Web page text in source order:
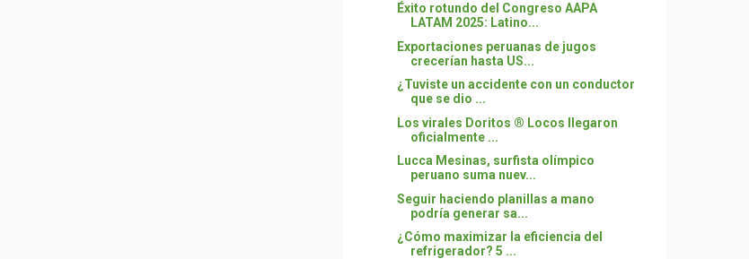
Éxito rotundo del Congreso AAPA
LATAM 2025: Latino...
Exportaciones peruanas de jugos
crecerían hasta US...
¿Tuviste un accidente con un conductor
que se dio ...
Los virales Doritos ® Locos llegaron
oficialmente ...
Lucca Mesinas, surfista olímpico
peruano suma nuev...
Seguir haciendo planillas a mano
podría generar sa...
¿Cómo maximizar la eficiencia del
refrigerador? 5 ...